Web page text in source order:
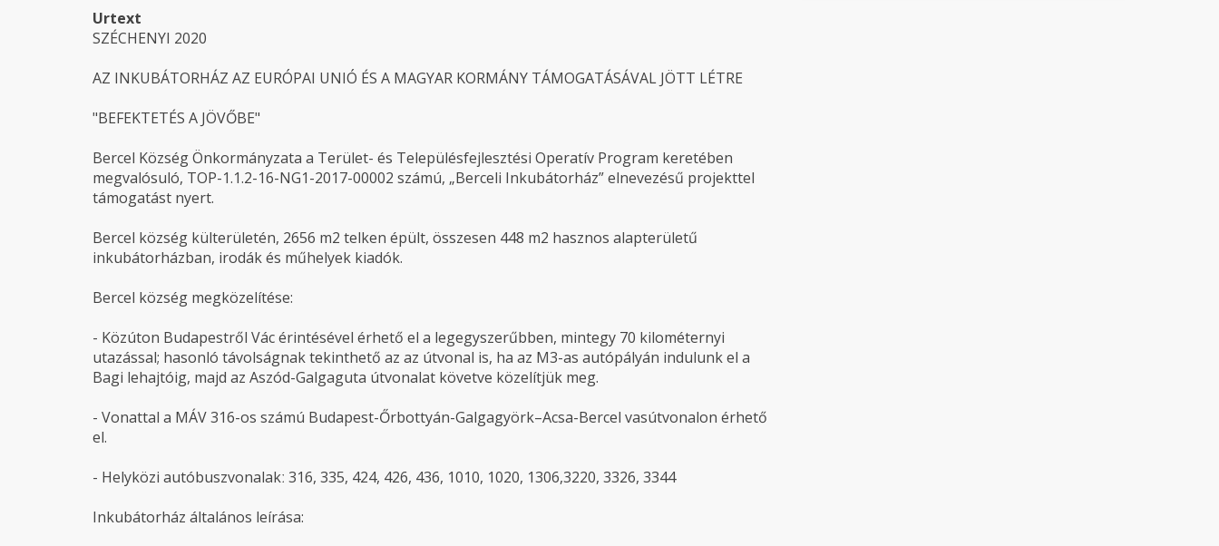
Urtext
SZÉCHENYI 2020
AZ INKUBÁTORHÁZ AZ EURÓPAI UNIÓ ÉS A MAGYAR KORMÁNY TÁMOGATÁSÁVAL JÖTT LÉTRE
"BEFEKTETÉS A JÖVŐBE"
Bercel Község Önkormányzata a Terület- és Településfejlesztési Operatív Program keretében
megvalósuló, TOP-1.1.2-16-NG1-2017-00002 számú, „Berceli Inkubátorház” elnevezésű projekttel
támogatást nyert.
Bercel község külterületén, 2656 m2 telken épült, összesen 448 m2 hasznos alapterületű
inkubátorházban, irodák és műhelyek kiadók.
Bercel község megközelítése:
- Közúton Budapestről Vác érintésével érhető el a legegyszerűbben, mintegy 70 kilométernyi
utazással; hasonló távolságnak tekinthető az az útvonal is, ha az M3-as autópályán indulunk el a
Bagi lehajtóig, majd az Aszód-Galgaguta útvonalat követve közelítjük meg.
- Vonattal a MÁV 316-os számú Budapest-Őrbottyán-Galgagyörk–Acsa-Bercel vasútvonalon érhető
el.
- Helyközi autóbuszvonalakː 316, 335, 424, 426, 436, 1010, 1020, 1306,3220, 3326, 3344
Inkubátorház általános leírása: